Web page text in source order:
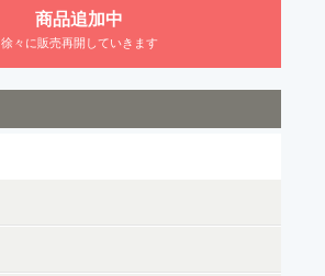
商品追加中
徐々に販売再開していきます